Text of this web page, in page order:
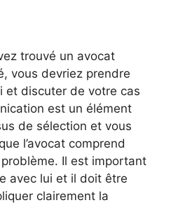
trouvé un avocat
vous devriez prendre
et discuter de votre cas
est un élément
de sélection et vous
l’avocat comprend
Il est important
avec lui et il doit être
clairement la